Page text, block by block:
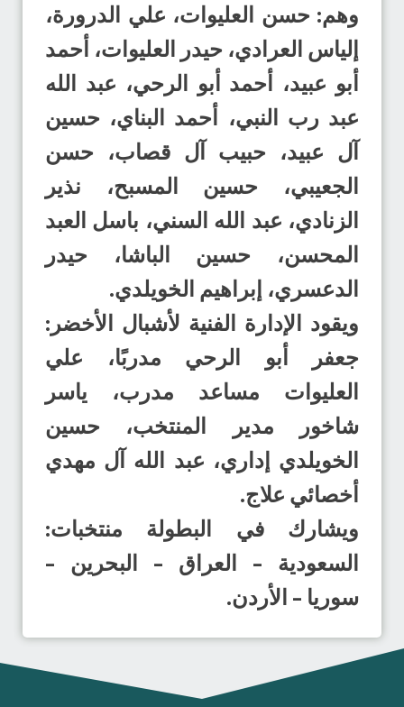
وهم: حسن العليوات، علي الدرورة،
إلياس العرادي، حيدر العليوات، أحمد
أبو عبيد، أحمد أبو الرحي، عبد الله
عبد رب النبي، أحمد البناي، حسين
آل عبيد، حبيب آل قصاب، حسن
الجعيبي، حسين المسبح، نذير
الزنادي، عبد الله السني، باسل العبد
المحسن، حسين الباشا، حيدر
الدعسري، إبراهيم الخويلدي.
ويقود الإدارة الفنية لأشبال الأخضر:
جعفر أبو الرحي مدربًا، علي
العليوات مساعد مدرب، ياسر
شاخور مدير المنتخب، حسين
الخويلدي إداري، عبد الله آل مهدي
أخصائي علاج.
ويشارك في البطولة منتخبات:
السعودية – العراق – البحرين –
سوريا – الأردن.